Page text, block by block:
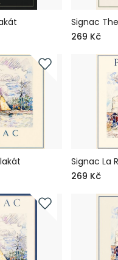
Signac
269 Kč
Signac La
269 Kč